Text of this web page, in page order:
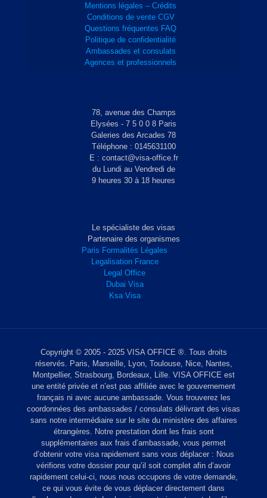
Mentions légales – Crédits
Conditions de vente CGV
Questions fréquentes FAQ
Politique de confidentialité
Ambassades et consulats
Agences et professionnels
78, avenue des Champs
Elysées - 7 5 0 0 8 Paris
Galeries des Arcades 78
Téléphone : 0145631100
E : contact@visa-office.fr
du Lundi au Vendredi de
9 heures 30 à 18 heures
Le spécialiste des visas
Partenaire des organismes
Paris Formalités Légales
Legalisation France
Legal Office
Dubai Visa
Ksa Visa
Copyright © 2005 - 2025 VISA OFFICE ®. Tous droits
réservés. Paris, Marseille, Lyon, Toulouse, Nice, Nantes,
Montpellier, Strasbourg, Bordeaux, Lille. VISA OFFICE est
une entité privée et n’est pas affiliée avec le gouvernement
français ni avec aucune ambassade. Vous trouverez les
coordonnées des ambassades / consulats délivrant des visas
sans notre intermédiaire sur le site du ministère des affaires
étrangères. Notre prestation dont les frais sont
supplémentaires aux frais d’ambassade, vous permet
d’obtenir votre visa rapidement sans vous déplacer : Nous
vérifions votre dossier pour qu’il soit complet afin d’avoir
rapidement celui-ci, nous nous occupons de votre demande,
ce qui vous évite de vous déplacer directement dans